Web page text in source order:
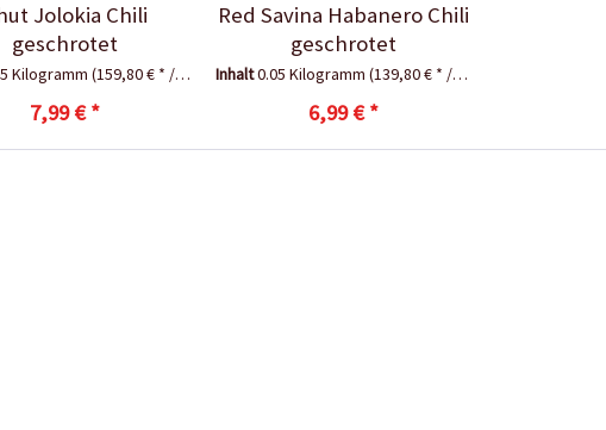
Jolokia Chili
geschrotet
Kilogramm (159,80 € * / 1 Kilogramm)
7,99 € *
Red Savina Habanero Chili
geschrotet
Inhalt0.05 Kilogramm(139,80 € * / 1 Kilogramm)
6,99 € *